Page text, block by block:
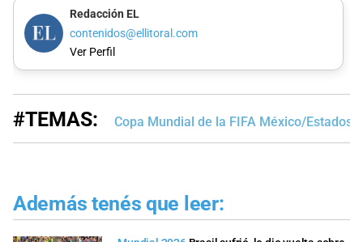
Redacción EL
contenidos@ellitoral.com
Ver Perfil
#TEMAS: Copa Mundial de la FIFA México/Estados
Además tenés que leer: